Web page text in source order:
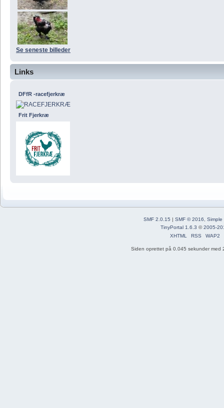
Se seneste billeder
Links
DFfR -racefjerkræ
Frit Fjerkræ
SMF 2.0.15 | SMF © 2016, Simple
TinyPortal 1.6.3 ©2005-
XHTML
RSS WAP2
Siden oprettet på 0.045 sekunder med